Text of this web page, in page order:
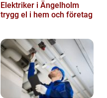
Elektriker i Ängelholm
trygg el i hem och företag